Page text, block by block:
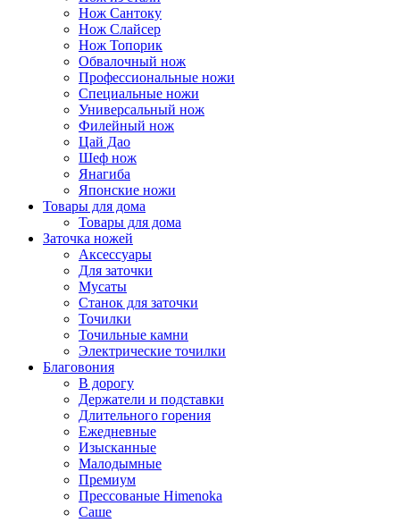
Нож Сантоку
Нож Слайсер
Нож Топорик
Обвалочный нож
Профессиональные ножи
Специальные ножи
Универсальный нож
Филейный нож
Цай Дао
Шеф нож
Янагиба
Японские ножи
Товары для дома
Товары для дома
Заточка ножей
Аксессуары
Для заточки
Мусаты
Станок для заточки
Точилки
Точильные камни
Электрические точилки
Благовония
В дорогу
Держатели и подставки
Длительного горения
Ежедневные
Изысканные
Малодымные
Премиум
Прессованые Himenoka
Саше